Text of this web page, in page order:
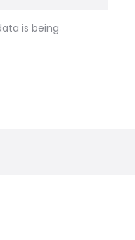
is being